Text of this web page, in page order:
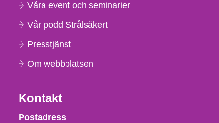
Våra event och seminarier
Vår podd Strålsäkert
Presstjänst
Om webbplatsen
Kontakt
Strålsäkerhetsmyndigheten
Postadress